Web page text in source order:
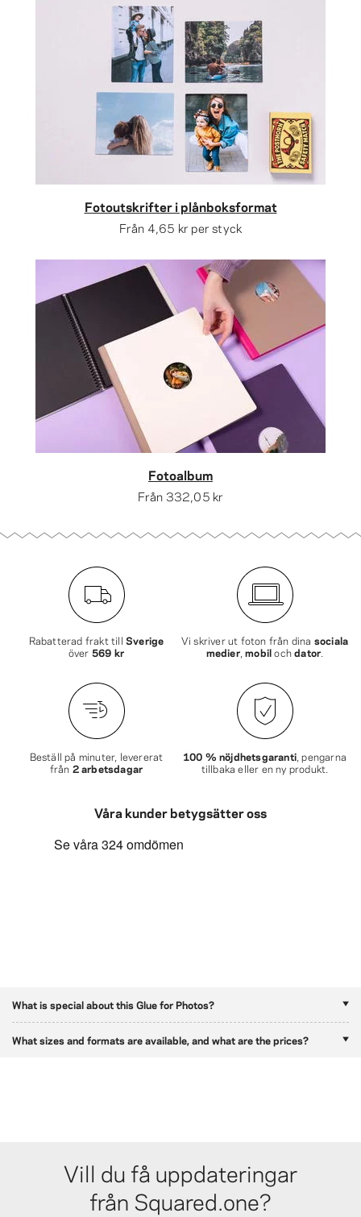
Fotoutskrifter i plånboksformat
Från 4,65 kr per styck
Fotoalbum
Från 332,05 kr
Rabatterad frakt till Sverige
över 569 kr
Vi skriver ut foton från dina sociala
medier,mobilochdator
Beställ på minuter, levererat
från 2 arbetsdagar
100 % nöjdhetsgaranti , pengarna
tillbaka eller en ny produkt.
Våra kunder betygsätter oss
What is special about this Glue for Photos?
What sizes and formats are available, and what are the prices?
Vill du få uppdateringar
från Squared.one?